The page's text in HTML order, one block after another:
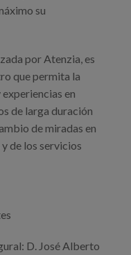
su
por Atenzia, es
que permita la
en
de larga duración
de miradas en
de los servicios
D. José Alberto